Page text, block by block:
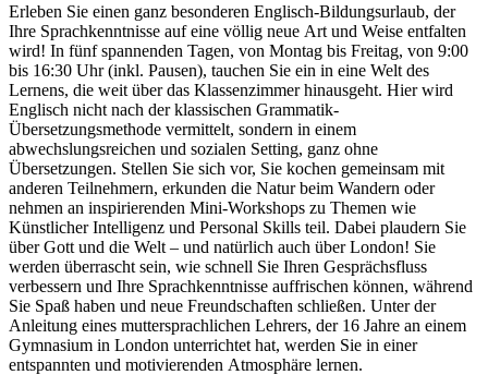
Erleben Sie einen ganz besonderen Englisch-Bildungsurlaub, der
Ihre Sprachkenntnisse auf eine völlig neue Art und Weise entfalten
wird! In fünf spannenden Tagen, von Montag bis Freitag, von 9:00
bis 16:30 Uhr (inkl. Pausen), tauchen Sie ein in eine Welt des
Lernens, die weit über das Klassenzimmer hinausgeht. Hier wird
Englisch nicht nach der klassischen Grammatik-
Übersetzungsmethode vermittelt, sondern in einem
abwechslungsreichen und sozialen Setting, ganz ohne
Übersetzungen. Stellen Sie sich vor, Sie kochen gemeinsam mit
anderen Teilnehmern, erkunden die Natur beim Wandern oder
nehmen an inspirierenden Mini-Workshops zu Themen wie
Künstlicher Intelligenz und Personal Skills teil. Dabei plaudern Sie
über Gott und die Welt – und natürlich auch über London! Sie
werden überrascht sein, wie schnell Sie Ihren Gesprächsfluss
verbessern und Ihre Sprachkenntnisse auffrischen können, während
Sie Spaß haben und neue Freundschaften schließen. Unter der
Anleitung eines muttersprachlichen Lehrers, der 16 Jahre an einem
Gymnasium in London unterrichtet hat, werden Sie in einer
entspannten und motivierenden Atmosphäre lernen.